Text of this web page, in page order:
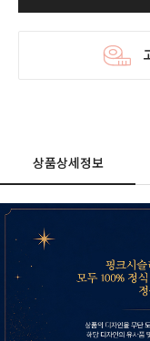
상품상세정보